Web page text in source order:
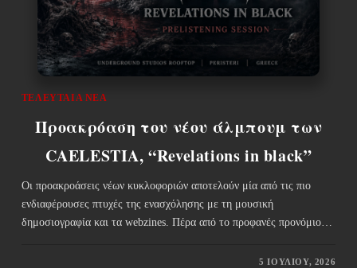
ΤΕΛΕΥΤΑΊΑ ΝΈΑ
Προακρόαση του νέου άλμπουμ των
CAELESTIA, “Revelations in black”
Οι προακροάσεις νέων κυκλοφοριών αποτελούν μία από τις πιο
ενδιαφέρουσες πτυχές της ενασχόλησης με τη μουσική
δημοσιογραφία και τα webzines. Πέρα από το προφανές προνόμιο…
5 ΙΟΥΛΊΟΥ, 2026